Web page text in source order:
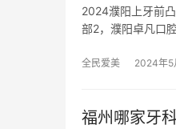
2024濮阳上牙前
部2，濮阳卓凡口
全民爱美 2024年5
福州哪家牙